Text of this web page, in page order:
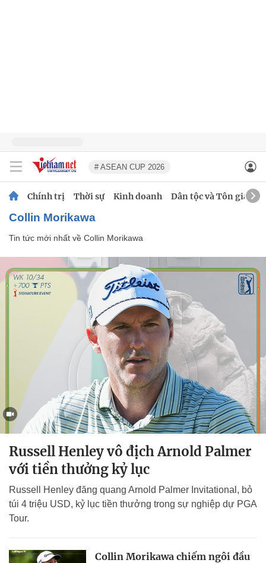
# ASEAN CUP 2026
Chính trị Thời sự Kinh doanh Dân tộc và Tôn giáo
Collin Morikawa
Tin tức mới nhất về Collin Morikawa
Russell Henley vô địch Arnold Palmer
với tiền thưởng kỷ lục
Russell Henley đăng quang Arnold Palmer Invitational, bỏ
túi 4 triệu USD, kỷ lục tiền thưởng trong sự nghiệp dự PGA
Tour.
Collin Morikawa chiếm ngôi đầu